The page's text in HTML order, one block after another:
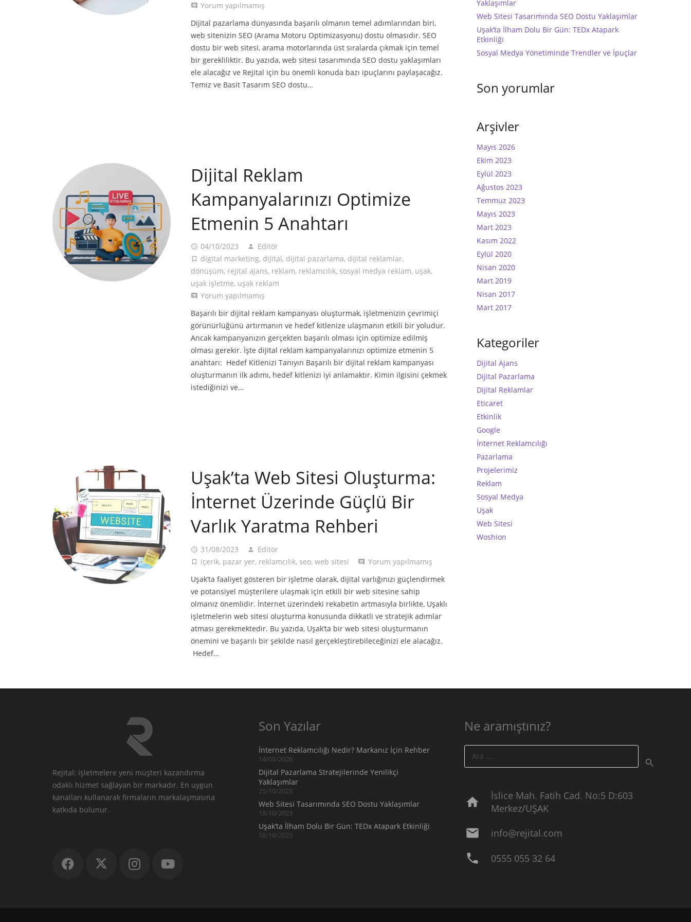
comment Yorum yapılmamış
Dijital pazarlama dünyasında başarılı olmanın temel adımlarından biri,
web sitenizin SEO (Arama Motoru Optimizasyonu) dostu olmasıdır. SEO
dostu bir web sitesi, arama motorlarında üst sıralarda çıkmak için temel
bir gerekliliktir. Bu yazıda, web sitesi tasarımında SEO dostu yaklaşımları
ele alacağız ve Rejital için bu önemli konuda bazı ipuçlarını paylaşacağız.
Temiz ve Basit Tasarım SEO dostu…
Dijital Reklam
Kampanyalarınızı Optimize
Etmenin 5 Anahtarı
access_time 04/10/2023 person Editör
turned_in_not digital marketing, dijital, dijital pazarlama, dijital reklamlar,
dönüşüm, rejital ajans, reklam, reklamcılık, sosyal medya reklam, uşak,
uşak işletme, uşak reklam
comment Yorum yapılmamış
Başarılı bir dijital reklam kampanyası oluşturmak, işletmenizin çevrimiçi
görünürlüğünü artırmanın ve hedef kitlenize ulaşmanın etkili bir yoludur.
Ancak kampanyanızın gerçekten başarılı olması için optimize edilmiş
olması gerekir. İşte dijital reklam kampanyalarınızı optimize etmenin 5
anahtarı: Hedef Kitlenizi Tanıyın Başarılı bir dijital reklam kampanyası
oluşturmanın ilk adımı, hedef kitlenizi iyi anlamaktır. Kimin ilgisini çekmek
istediğinizi ve…
Uşak’ta Web Sitesi Oluşturma:
İnternet Üzerinde Güçlü Bir
Varlık Yaratma Rehberi
access_time 31/08/2023 person Editör
turned_in_not içerik, pazar yer, reklamcılık, seo,web sitesi comment
Yorum yapılmamış
Uşak’ta faaliyet gösteren bir işletme olarak, dijital varlığınızı güçlendirmek
ve potansiyel müşterilere ulaşmak için etkili bir web sitesine sahip
olmanız önemlidir. İnternet üzerindeki rekabetin artmasıyla birlikte, Uşaklı
işletmelerin web sitesi oluşturma konusunda dikkatli ve stratejik adımlar
atması gerekmektedir. Bu yazıda, Uşak’ta bir web sitesi oluşturmanın
önemini ve başarılı bir şekilde nasıl gerçekleştirebileceğinizi ele alacağız.
Hedef…
Yaklaşımlar
Web Sitesi Tasarımında SEO Dostu Yaklaşımlar
Uşak’ta İlham Dolu Bir Gün: TEDx Atapark
Etkinliği
Sosyal Medya Yönetiminde Trendler ve İpuçlar
Son yorumlar
Arşivler
Mayıs 2026
Ekim 2023
Eylül 2023
Ağustos 2023
Temmuz 2023
Mayıs 2023
Mart 2023
Kasım 2022
Eylül 2020
Nisan 2020
Mart 2019
Nisan 2017
Mart 2017
Kategoriler
Dijital Ajans
Dijital Pazarlama
Dijital Reklamlar
Eticaret
Etkinlik
Google
İnternet Reklamcılığı
Pazarlama
Projelerimiz
Reklam
Sosyal Medya
Uşak
Web Sitesi
Woshion
Rejital; işletmelere yeni müşteri kazandırma
odaklı hizmet sağlayan bir markadır. En uygun
kanalları kullanarak firmaların markalaşmasına
katkıda bulunur.
Son Yazılar
İnternet Reklamcılığı Nedir? Markanız İçin Rehber
14/05/2026
Dijital Pazarlama Stratejilerinde Yenilikçi
Yaklaşımlar
25/10/2023
Web Sitesi Tasarımında SEO Dostu Yaklaşımlar
18/10/2023
Uşak’ta İlham Dolu Bir Gün: TEDx Atapark Etkinliği
18/10/2023
Ne aramıştınız?
home
İslice Mah. Fatih Cad. No:5 D:603
Merkez/UŞAK
mail info@rejital.com
phone 0555 055 32 64